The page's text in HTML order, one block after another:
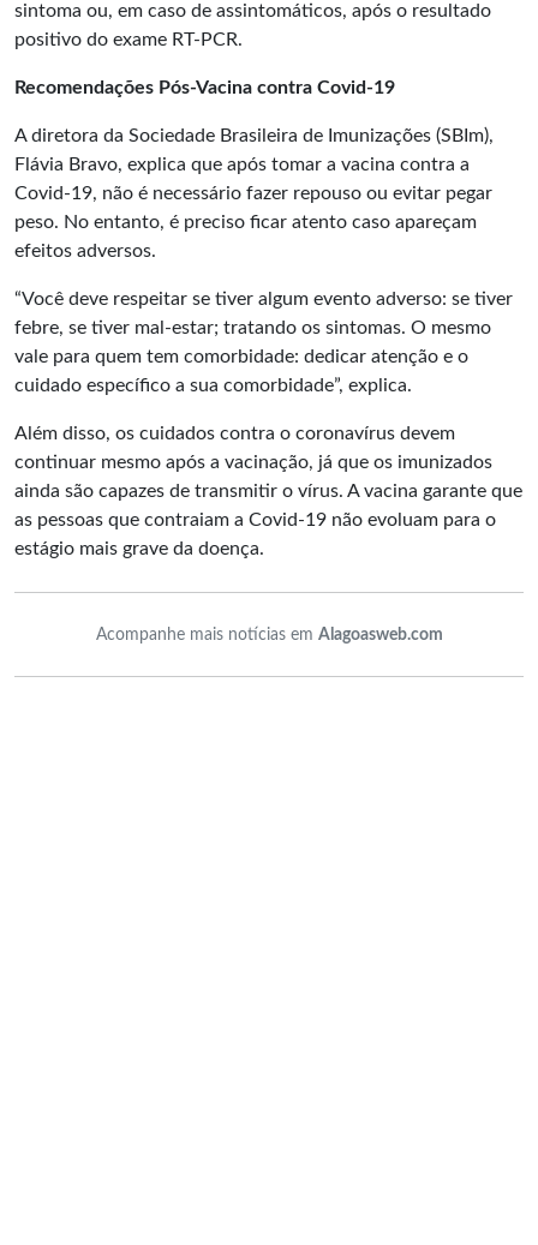
sintoma ou, em caso de assintomáticos, após o resultado
positivo do exame RT-PCR.
Recomendações Pós-Vacina contra Covid-19
A diretora da Sociedade Brasileira de Imunizações (SBIm),
Flávia Bravo, explica que após tomar a vacina contra a
Covid-19, não é necessário fazer repouso ou evitar pegar
peso. No entanto, é preciso ficar atento caso apareçam
efeitos adversos.
“Você deve respeitar se tiver algum evento adverso: se tiver
febre, se tiver mal-estar; tratando os sintomas. O mesmo
vale para quem tem comorbidade: dedicar atenção e o
cuidado específico a sua comorbidade”, explica.
Além disso, os cuidados contra o coronavírus devem
continuar mesmo após a vacinação, já que os imunizados
ainda são capazes de transmitir o vírus. A vacina garante que
as pessoas que contraiam a Covid-19 não evoluam para o
estágio mais grave da doença.
Acompanhe mais notícias em Alagoasweb.com